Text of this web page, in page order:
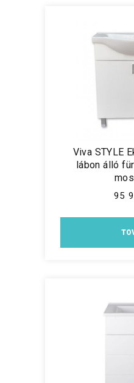
Viva STYLE
lábon álló
95